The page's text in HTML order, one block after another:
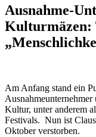
Ausnahme-
Kulturmäzen:
Am Anfang stand ein
Kultur, unter anderem
Festivals. Nun ist
Oktober verstorben.